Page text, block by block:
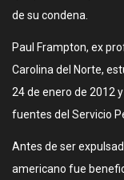
de su condena.
Paul Frampton, ex
Carolina del Norte,
24 de enero de 2012
fuentes del Servicio
Antes de ser
americano fue